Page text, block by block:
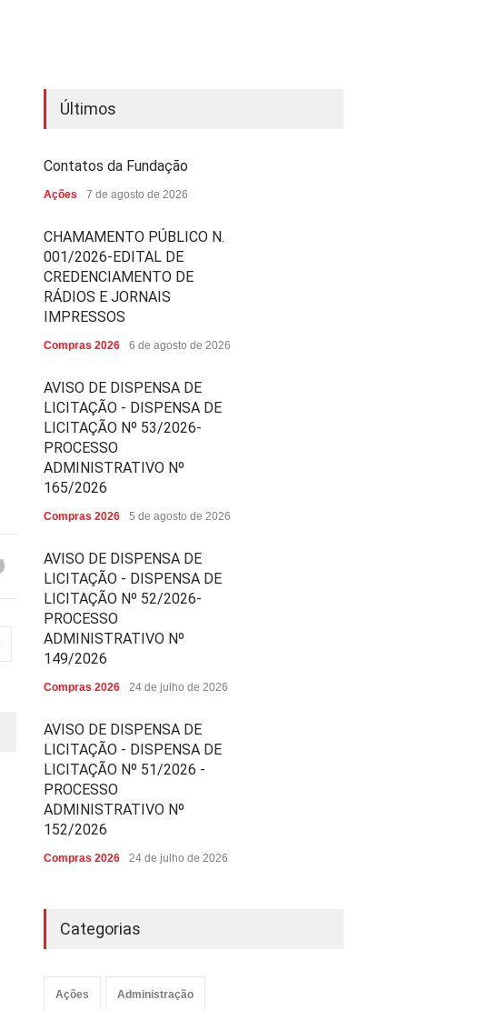
Últimos
Contatos da Fundação
Ações 7 de agosto de 2026
CHAMAMENTO PÚBLICO N.
001/2026-EDITAL DE
CREDENCIAMENTO DE
RÁDIOS E JORNAIS
IMPRESSOS
Compras 2026 6 de agosto de 2026
AVISO DE DISPENSA DE
LICITAÇÃO - DISPENSA DE
LICITAÇÃO Nº 53/2026-
PROCESSO
ADMINISTRATIVO Nº
165/2026
Compras 2026 5 de agosto de 2026
AVISO DE DISPENSA DE
LICITAÇÃO - DISPENSA DE
LICITAÇÃO Nº 52/2026-
PROCESSO
ADMINISTRATIVO Nº
149/2026
Compras 2026 24 de julho de 2026
AVISO DE DISPENSA DE
LICITAÇÃO - DISPENSA DE
LICITAÇÃO Nº 51/2026 -
PROCESSO
ADMINISTRATIVO Nº
152/2026
Compras 2026 24 de julho de 2026
Categorias
Ações Administração